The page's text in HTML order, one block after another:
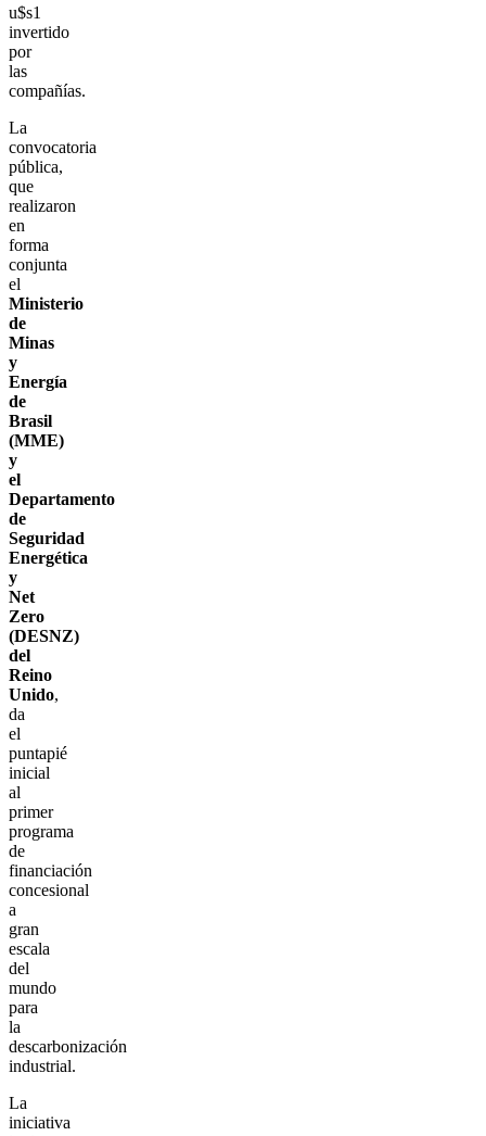
u$s1
invertido
por
las
compañías.
La
convocatoria
pública,
que
realizaron
en
forma
conjunta
el
Ministerio
de
Minas
y
Energía
de
Brasil
(MME)
y
el
Departamento
de
Seguridad
Energética
y
Net
Zero
(DESNZ)
del
Reino
Unido,
da
el
puntapié
inicial
al
primer
programa
de
financiación
concesional
a
gran
escala
del
mundo
para
la
descarbonización
industrial.
La
iniciativa